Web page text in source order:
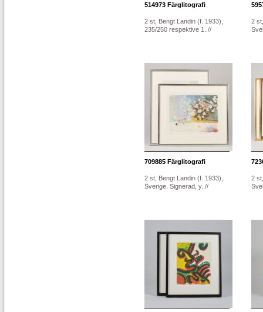
514973 Färglitografi
2 st, Bengt Landin (f. 1933),
235/250 respektive 1..//
2
709885 Färglitografi
2 st, Bengt Landin (f. 1933),
Sverige. Signerad, y..//
2